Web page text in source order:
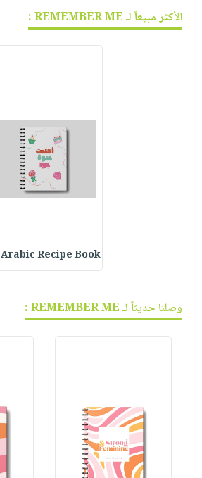
الأكثر مبيعاً لـ REMEMBER ME :
Arabic Recipe Book : د
وصلنا حديثاً لـ REMEMBER ME :